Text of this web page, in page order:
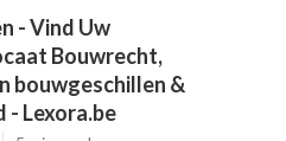
- Vind Uw
Bouwrecht,
bouwgeschillen &
- Lexora.be